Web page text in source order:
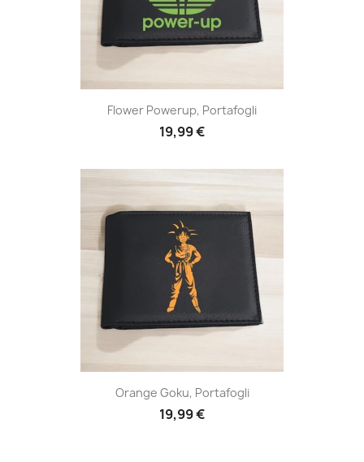
Flower Powerup, Portafogli
19,99 €
Orange Goku, Portafogli
19,99 €